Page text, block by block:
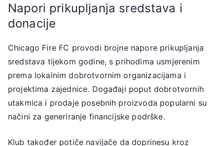
Napori prikupljanja sredstava i
donacije
Chicago Fire FC provodi brojne napore prikupljanja
sredstava tijekom godine, s prihodima usmjerenim
prema lokalnim dobrotvornim organizacijama i
projektima zajednice. Događaji poput dobrotvornih
utakmica i prodaje posebnih proizvoda popularni su
načini za generiranje financijske podrške.
Klub također potiče navijače da doprinesu kroz